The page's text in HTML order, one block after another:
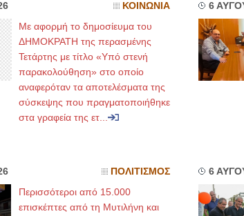
ΚΟΙΝΩΝΙΑ
Με αφορμή το δημοσίευμα του
ΔΗΜΟΚΡΑΤΗ της περασμένης
Τετάρτης με τίτλο «Υπό στενή
παρακολούθηση» στο οποίο
αναφερόταν τα αποτελέσματα της
σύσκεψης που πραγματοποιήθηκε
στα γραφεία της ετ...
6
ΠΟΛΙΤΙΣΜΟΣ
Περισσότεροι από 15.000
επισκέπτες από τη Μυτιλήνη και
6